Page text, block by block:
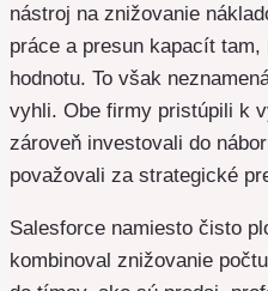
nástroj na znižovanie
práce a presun kapacít
hodnotu. To však
vyhli. Obe firmy pristúpili k
zároveň investovali do
považovali za strategické
Salesforce namiesto čisto
kombinoval znižovanie